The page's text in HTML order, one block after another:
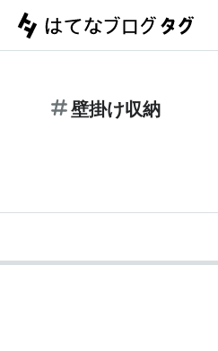
壁掛け収納